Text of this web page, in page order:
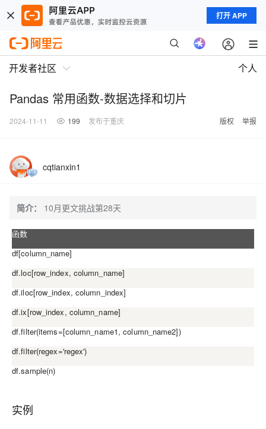
打开 APP
开发者社区 个人
Pandas 常用函数-数据选择和切片
2024-11-11 199 发布于重庆 版权 举报
cqtianxin1
简介： 10月更文挑战第28天
函数
df[column_name]
df.loc[row_index, column_name]
df.iloc[row_index, column_index]
df.ix[row_index, column_name]
df.filter(items=[column_name1, column_name2])
df.filter(regex='regex')
df.sample(n)
实例